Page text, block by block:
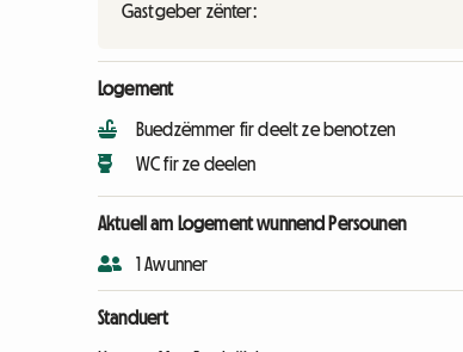
Gastgeber zënter:
Logement
Buedzëmmer fir deelt ze benotzen
WC fir ze deelen
Aktuell am Logement wunnend Persounen
1 Awunner
Standuert